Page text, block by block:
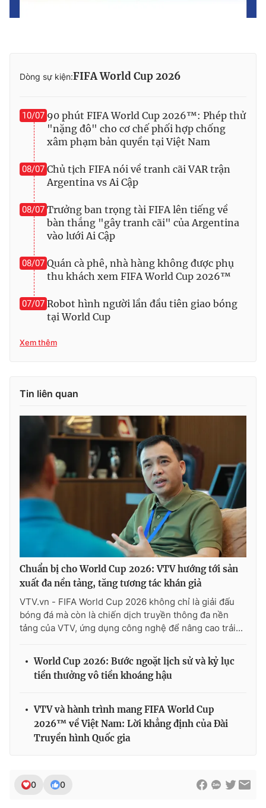
Dòng sự kiện:FIFA World Cup 2026
10/07 90 phút FIFA World Cup 2026™: Phép thử
"nặng đô" cho cơ chế phối hợp chống
xâm phạm bản quyền tại Việt Nam
08/07 Chủ tịch FIFA nói về tranh cãi VAR trận
Argentina vs Ai Cập
08/07 Trưởng ban trọng tài FIFA lên tiếng về
bàn thắng "gây tranh cãi" của Argentina
vào lưới Ai Cập
08/07 Quán cà phê, nhà hàng không được phụ
thu khách xem FIFA World Cup 2026™
07/07 Robot hình người lần đầu tiên giao bóng
tại World Cup
Xem thêm
Tin liên quan
Chuẩn bị cho World Cup 2026: VTV hướng tới sản
xuất đa nền tảng, tăng tương tác khán giả
VTV.vn - FIFA World Cup 2026 không chỉ là giải đấu
bóng đá mà còn là chiến dịch truyền thông đa nền
tảng của VTV, ứng dụng công nghệ để nâng cao trải...
World Cup 2026: Bước ngoặt lịch sử và kỷ lục
tiền thưởng vô tiền khoáng hậu
VTV và hành trình mang FIFA World Cup
2026™ về Việt Nam: Lời khẳng định của Đài
Truyền hình Quốc gia
0 0